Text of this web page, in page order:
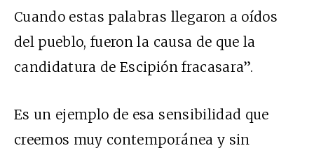
Cuando estas palabras llegaron a oídos
del pueblo, fueron la causa de que la
candidatura de Escipión fracasara”.
Es un ejemplo de esa sensibilidad que
creemos muy contemporánea y sin